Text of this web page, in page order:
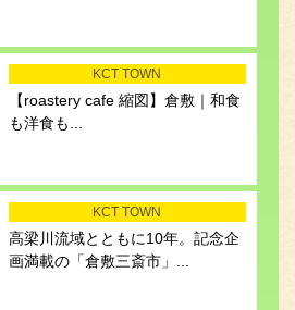
KCT TOWN
【roastery cafe 縮図】倉敷｜和食
も洋食も...
KCT TOWN
高梁川流域とともに10年。記念企
画満載の「倉敷三斎市」...